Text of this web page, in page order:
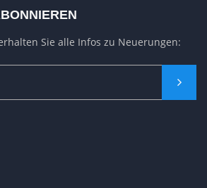
Sie alle Infos zu Neuerungen: